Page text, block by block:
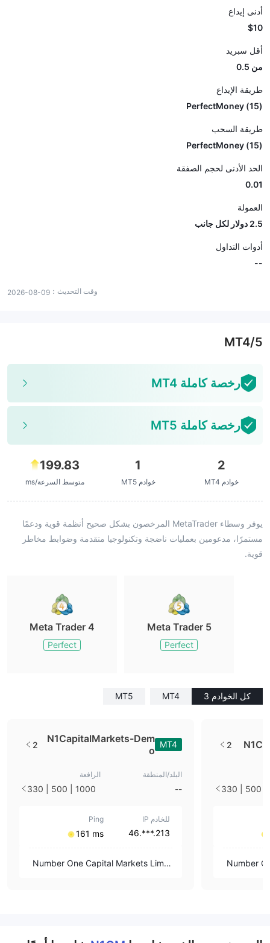
أدنى إيداع
$10
أقل سبريد
من 0.5
طريقة الإيداع
(15) PerfectMoney
طريقة السحب
(15) PerfectMoney
الحد الأدنى لحجم الصفقة
0.01
العمولة
2.5 دولار لكل جانب
أدوات التداول
--
وقت التحديث： 2026-08-09
MT4/5
رخصة كاملة MT4
رخصة كاملة MT5
2
خوادم MT4
1
خوادم MT5
199.83
متوسط السرعة/ms
يوفر وسطاء MetaTrader المرخصون بشكل صحيح أنظمة قوية ودعمًا
مستمرًا، مدعومين بعمليات ناضجة وتكنولوجيا متقدمة وضوابط مخاطر
قوية.
Meta Trader 4
Perfect
Meta Trader 5
Perfect
كل الخوادم 3 MT4
MT5
MT4
N1CapitalMarkets-Dem
o
2
البلد/المنطقة
--
الرافعة
1000 | 500 | 330
للخادم IP
213.***.46
Ping
⁦161 ms⁩
Number One Capital Markets Limit
2
1000 | 500 | 330
Number